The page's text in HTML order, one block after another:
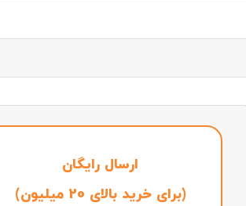
ارسال رایگان
(برای خرید بالای 20 میلیون)